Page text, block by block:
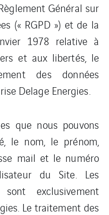
Général sur
(« RGPD ») et de la
1978 relative à
et aux libertés, le
des données
Delage Energies.
que nous pouvons
le nom, le prénom,
mail et le numéro
du Site. Les
sont exclusivement
Le traitement des